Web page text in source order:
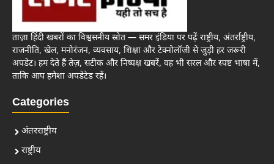
ताज़ा हिंदी खबरों का विश्वसनीय स्रोत — समर इंडिया पर पढ़ें राष्ट्रीय, अंतर्राष्ट्रीय,
राजनीति, खेल, मनोरंजन, व्यवसाय, शिक्षा और टेक्नोलॉजी से जुड़ी हर जरूरी
अपडेट। हम देते हैं तेज़, सटीक और निष्पक्ष खबरें, वह भी सरल और स्पष्ट भाषा में,
ताकि आप हमेशा अपडेटेड रहें।
Categories
अंतरराष्ट्रीय
राष्ट्रीय